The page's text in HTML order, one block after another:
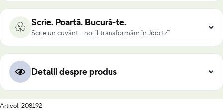
Scrie. Poartă. Bucură-te.
Scrie un cuvânt – noi îl transformăm în Jibbitz™
Detalii despre produs
Articol: 208192